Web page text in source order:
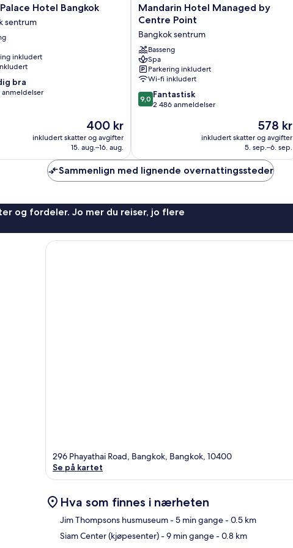
Hotel Bangkok
sentrum
inkludert
bra
anmeldelser
Prisen
400 kr
400 kr
inkludert skatter og avgifter
15. aug.–16. aug.
Mandarin
Hotel
by
Centre
Point
Bangkok
sentrum
Mandarin Hotel Managed by
Centre Point
Bangkok sentrum
Basseng
Spa
Parkering inkludert
Wi-fi inkludert
9.0
av
9,0 Fantastisk
2 486 anmeldelser
Prisen
578 kr
578 kr
inkludert skatter og avgifter
5. sep.–6. sep.
Sammenlign med lignende overnattingssteder
og fordeler. Jo mer du reiser, jo flere
296 Phayathai Road, Bangkok, Bangkok, 10400
Se på kartet
Hva som finnes i nærheten
Jim Thompsons husmuseum- 5 min gange- 0.5 km
Siam Center (kjøpesenter)- 9 min gange- 0.8 km